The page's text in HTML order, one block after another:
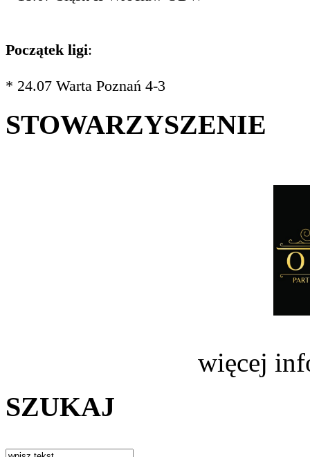
Początek ligi:
* 24.07 Warta Poznań 4-3
STOWARZYSZENIE
więcej
SZUKAJ